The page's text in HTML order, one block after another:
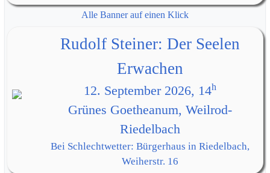
Alle Banner auf einen Klick
Rudolf Steiner: Der Seelen
Erwachen
12. September 2026, 14h
Grünes Goetheanum, Weilrod-
Riedelbach
Bei Schlechtwetter: Bürgerhaus in Riedelbach,
Weiherstr. 16